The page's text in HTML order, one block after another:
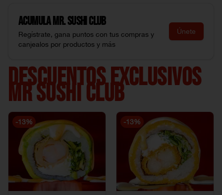
AcumulaMr. Sushi Club
Regístrate, gana puntos con tus compras y
canjealos por productos y más
Únete
DESCUENTOS EXCLUSIVOS
MR SUSHI CLUB
-13% -13%